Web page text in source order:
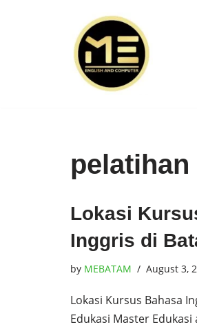
Lokasi
Inggris di
by MEBATAM August 3,
Lokasi Kursus Bahasa
Edukasi Master